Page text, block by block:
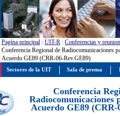
Pagína principal : UIT-R : Conferencias y
Conferencia Regional de Radiocomunicaciones
Acuerdo GE89 (CRR-06-Rev.GE89)
Conferencia
Radiocomunicaciones
Acuerdo GE89 (CRR-
Sectores de la UIT Sala de prensa